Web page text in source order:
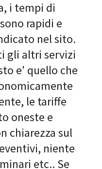
i tempi di
rapidi e
nel sito.
gli altri servizi
e' quello che
le tariffe
oneste e
chiarezza sul
niente
etc.. Se